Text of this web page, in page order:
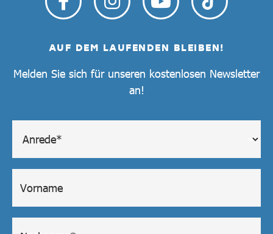
AUF DEM LAUFENDEN BLEIBEN!
Melden Sie sich für unseren kostenlosen Newsletter
an!